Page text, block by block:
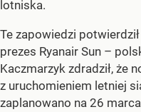
lotniska.
Te zapowiedzi
prezes Ryanair Sun –
Kaczmarzyk zdradził, że
z uruchomieniem letniej
zaplanowano na 26